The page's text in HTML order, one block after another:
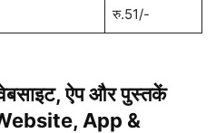
रु.51/-
ऐप और पुस्तकें
App &